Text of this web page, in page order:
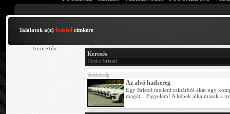
Találatok a(z)bristol címkére
h i r d e t é s
Keresés
Címke: bristol
érdekesség
Az alvó hadsereg
Egy Bristol melletti raktárból akár egy
magát... Figyelem! A képek alkalmasak a